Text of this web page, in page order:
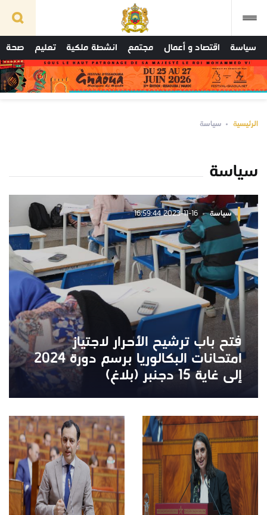
سياسة اقتصاد و أعمال مجتمع انشطة ملكية تعليم صحة
الرئيسية سياسة
سياسة
سياسة 2023-11-16 16:59:44
فتح باب ترشيح الأحرار لاجتياز
امتحانات البكالوريا برسم دورة 2024
إلى غاية 15 دجنبر (بلاغ)